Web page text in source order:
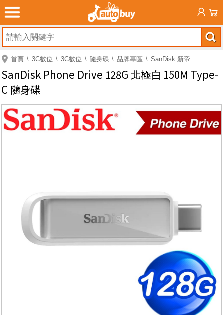
首頁 3C數位 3C數位 隨身碟 品牌專區 SanDisk 新帝
SanDisk Phone Drive 128G 北極白 150M Type-
C 隨身碟